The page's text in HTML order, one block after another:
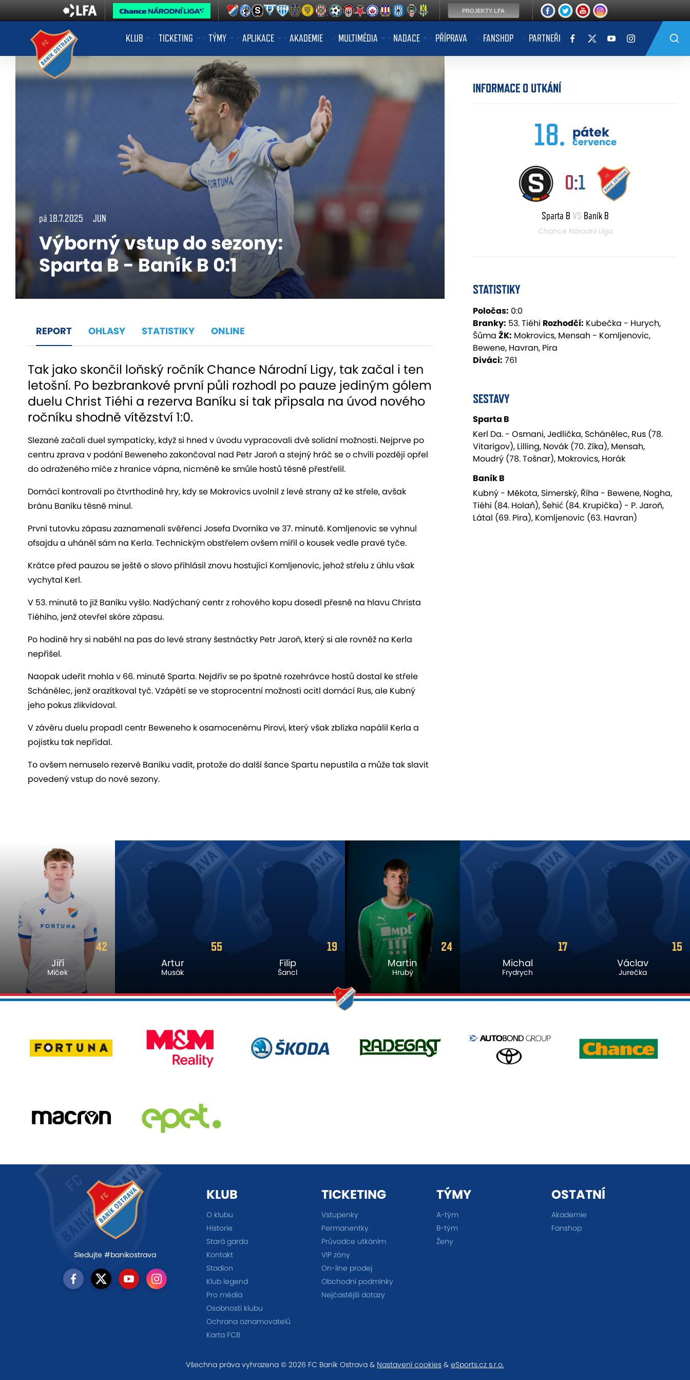
KLUB TICKETING TÝMY APLIKACE AKADEMIE MULTIMÉDIA NADACE PŘÍPRAVA FANSHOP PARTNEŘI
pá 18.7.2025 JUN
Výborný vstup do sezony:
Sparta B - Baník B 0:1
REPORT OHLASY STATISTIKY ONLINE
Tak jako skončil loňský ročník Chance Národní Ligy, tak začal i ten
letošní. Po bezbrankové první půli rozhodl po pauze jediným gólem
duelu Christ Tiéhi a rezerva Baníku si tak připsala na úvod nového
ročníku shodně vítězství 1:0.
Slezané začali duel sympaticky, když si hned v úvodu vypracovali dvě solidní možnosti. Nejprve po
centru zprava v podání Beweneho zakončoval nad Petr Jaroň a stejný hráč se o chvíli později opřel
do odraženého míče z hranice vápna, nicméně ke smůle hostů těsně přestřelil.
Domácí kontrovali po čtvrthodině hry, kdy se Mokrovics uvolnil z levé strany až ke střele, avšak
bránu Baníku těsně minul.
První tutovku zápasu zaznamenali svěřenci Josefa Dvorníka ve 37. minutě. Komljenovic se vyhnul
ofsajdu a uháněl sám na Kerla. Technickým obstřelem ovšem mířil o kousek vedle pravé tyče.
Krátce před pauzou se ještě o slovo přihlásil znovu hostující Komljenovic, jehož střelu z úhlu však
vychytal Kerl.
V 53. minutě to již Baníku vyšlo. Nadýchaný centr z rohového kopu dosedl přesně na hlavu Christa
Tiéhiho, jenž otevřel skóre zápasu.
Po hodině hry si naběhl na pas do levé strany šestnáctky Petr Jaroň, který si ale rovněž na Kerla
nepřišel.
Naopak udeřit mohla v 66. minutě Sparta. Nejdřív se po špatné rozehrávce hostů dostal ke střele
Schánělec, jenž orazítkoval tyč. Vzápětí se ve stoprocentní možnosti ocitl domácí Rus, ale Kubný
jeho pokus zlikvidoval.
V závěru duelu propadl centr Beweneho k osamocenému Pirovi, který však zblízka napálil Kerla a
pojistku tak nepřidal.
To ovšem nemuselo rezervě Baníku vadit, protože do další šance Spartu nepustila a může tak slavit
povedený vstup do nové sezony.
INFORMACE O UTKÁNÍ
18. pátek
července
0:1
Sparta B VS Baník B
Chance Národní Liga
STATISTIKY
Poločas: 0:0
Branky: 53. Tiéhi Rozhodčí: Kubečka - Hurych,
Šůma ŽK: Mokrovics, Mensah - Komljenovic,
Bewene, Havran, Pira
Diváci: 761
SESTAVY
Sparta B
Kerl Da. - Osmani, Jedlička, Schánělec, Rus (78.
Vitarigov), Lilling, Novák (70. Zíka), Mensah,
Moudrý (78. Tošnar), Mokrovics, Horák
Baník B
Kubný - Měkota, Simerský, Říha - Bewene, Nogha,
Tiéhi (84. Holaň), Šehić (84. Krupička) - P. Jaroň,
Látal (69. Pira), Komljenovic (63. Havran)
55
Artur
Musák
19
Filip
Šancl
24
Martin
Hrubý
17
Michal
Frydrych
15
Václav
Jurečka
25
Dennis
Owusu
Sledujte #banikostrava
KLUB
O klubu
Historie
Stará garda
Kontakt
Stadion
Klub legend
Pro média
Osobnosti klubu
Ochrana oznamovatelů
Karta FCB
TICKETING
Vstupenky
Permanentky
Průvodce utkáním
VIP zóny
On-line prodej
Obchodní podmínky
Nejčastější dotazy
TÝMY
A-tým
B-tým
Ženy
OSTATNÍ
Akademie
Fanshop
Všechna práva vyhrazena © 2026 FC Baník Ostrava & Nastavení cookies & eSports.cz s.r.o.
PROJEKTY LFA